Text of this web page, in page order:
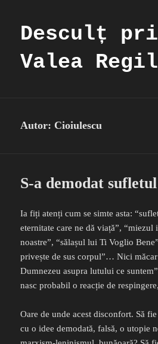
Desculț
Valea
Autor: Cioiulescu
S-a demodat sufletul
Ia fiți atenți cum se simte asta:
eternitate care ne dă viață”,
noastre”, “sălașul lui Ti Voglio
privește de sus corpul”… Nici
Dumnezeu asupra lutului ce
nasc probabil o reacție de
Oare de unde acest disconfort. Să
cu o idee demodată, falsă, o utopie